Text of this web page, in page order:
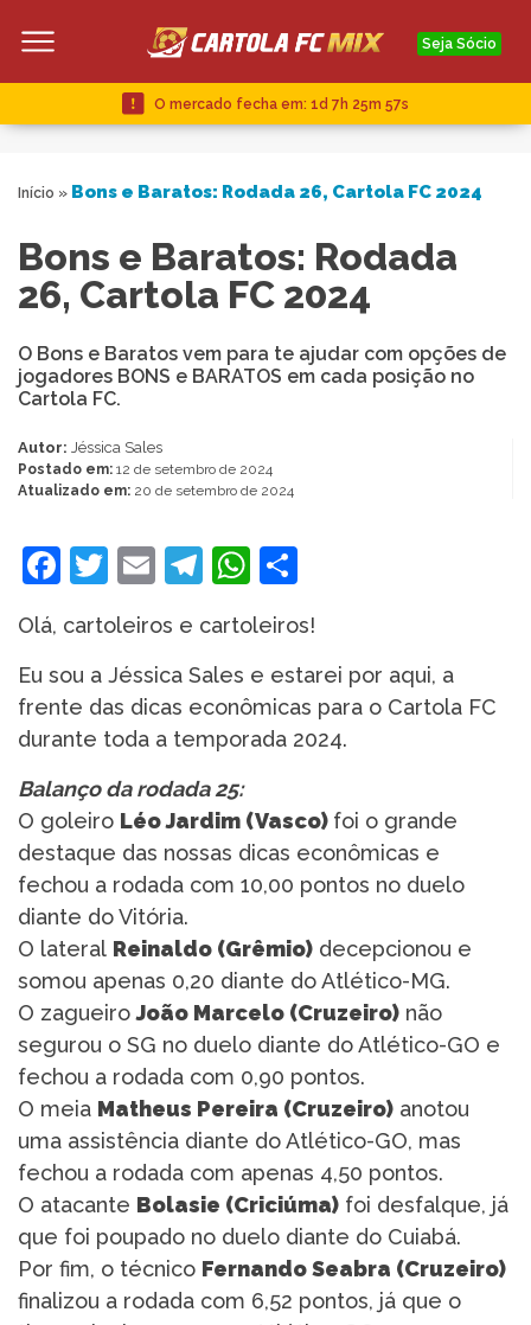
Seja Sócio
O mercado fecha em: 1d 7h 25m 56s
Início » Bons e Baratos: Rodada 26, Cartola FC 2024
Bons e Baratos: Rodada
26, Cartola FC 2024
O Bons e Baratos vem para te ajudar com opções de
jogadores BONS e BARATOS em cada posição no
Cartola FC.
Autor: Jéssica Sales
Postado em: 12 de setembro de 2024
Atualizado em: 20 de setembro de 2024
Facebook
Twitter
EmailTelegram
WhatsApp
Olá, cartoleiros e cartoleiros!
Eu sou a Jéssica Sales e estarei por aqui, a
frente das dicas econômicas para o Cartola FC
durante toda a temporada 2024.
Balanço da rodada 25:
O goleiro Léo Jardim (Vasco) foi o grande
destaque das nossas dicas econômicas e
fechou a rodada com 10,00 pontos no duelo
diante do Vitória.
O lateral Reinaldo (Grêmio) decepcionou e
somou apenas 0,20 diante do Atlético-MG.
O zagueiroJoão Marcelo (Cruzeiro) não
segurou o SG no duelo diante do Atlético-GO e
fechou a rodada com 0,90 pontos.
O meia Matheus Pereira (Cruzeiro) anotou
uma assistência diante do Atlético-GO, mas
fechou a rodada com apenas 4,50 pontos.
O atacante Bolasie (Criciúma) foi desfalque, já
que foi poupado no duelo diante do Cuiabá.
Por fim, o técnico Fernando Seabra (Cruzeiro)
finalizou a rodada com 6,52 pontos, já que o